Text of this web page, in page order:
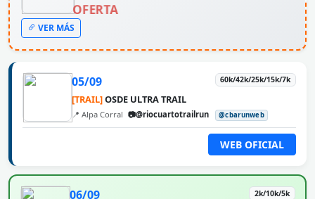
OFERTA
VER MÁS
05/09 60k/42k/25k/15k/7k
[TRAIL]OSDE ULTRA TRAIL
📍 Alpa Corral 📷@riocuartotrailrun @cbarunweb
WEB OFICIAL
06/09 2k/10k/5k